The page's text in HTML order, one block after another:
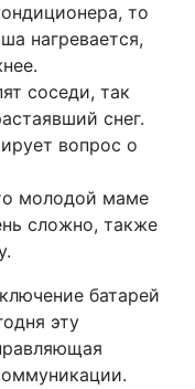
то
нагревается,
соседи, так
снег.
вопрос о
молодой маме
сложно, также
батарей
эту